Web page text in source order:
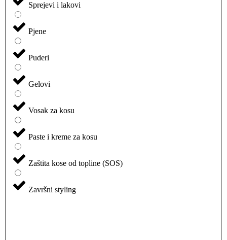
Sprejevi i lakovi
Pjene
Puderi
Gelovi
Vosak za kosu
Paste i kreme za kosu
Zaštita kose od topline (SOS)
Završni styling